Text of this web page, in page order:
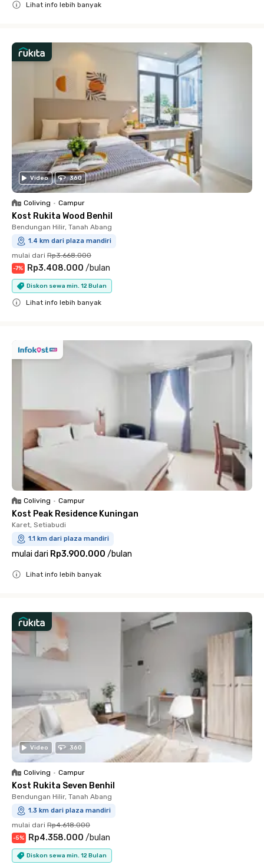
Lihat info lebih banyak
Video 360
Coliving • Campur
Kost Rukita Wood Benhil
Bendungan Hilir, Tanah Abang
1.4 km dari plaza mandiri
mulai dari Rp3.668.000
-7% Rp3.408.000 /bulan
Diskon sewa min. 12 Bulan
Lihat info lebih banyak
Coliving • Campur
Kost Peak Residence Kuningan
Karet, Setiabudi
1.1 km dari plaza mandiri
mulai dari Rp3.900.000 /bulan
Lihat info lebih banyak
Video 360
Coliving • Campur
Kost Rukita Seven Benhil
Bendungan Hilir, Tanah Abang
1.3 km dari plaza mandiri
mulai dari Rp4.618.000
-5% Rp4.358.000 /bulan
Diskon sewa min. 12 Bulan